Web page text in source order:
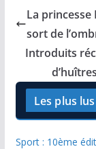
La princesse
sort de
Introduits
Les plus lus
Sport : 10ème